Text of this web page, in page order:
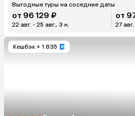
Выгодные туры на соседние даты
от 96 129 ₽
22 авг. - 25 авг., 3 н.
от
27
Кешбэк + 1 835